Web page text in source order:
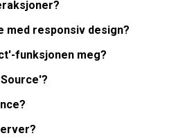
med responsiv design?
funksjonen meg?